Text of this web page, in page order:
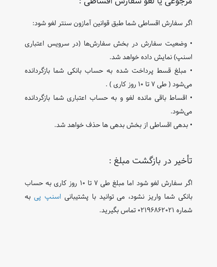
اگر سفارش اقساطی شما طبق قوانین آمازون سنتر لغو شود:
• وضعیت سفارش در بخش سفارش‌ها (در سرویس اعتباری
اسنپ) نمایش داده خواهد شد.
• مبلغ قسط پرداخت‌ شده به حساب بانکی شما بازگردانده
می‌شود ( طی ۷ تا ۱۰ روز کاری ) .
• اقساط باقی ‌مانده لغو و به حساب اعتباری شما بازگردانده
می‌شود.
• بدهی اقساطی از بخش بدهی ‌ها حذف خواهد شد.
تأخیر در بازگشت مبلغ :
اگر سفارش لغو شود اما مبلغ طی ۷ تا ۱۰ روز کاری به حساب
بانکی شما واریز نشود، می‌ توانید با پشتیبانی اسنپ ‌پی به
شماره ۰۲۱۹۶۸۶۲۰۲۱ تماس بگیرید.